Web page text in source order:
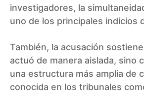
investigadores, la
uno de los principales indicios
También, la acusación
actuó de manera aislada, sino
una estructura más amplia de
conocida en los tribunales